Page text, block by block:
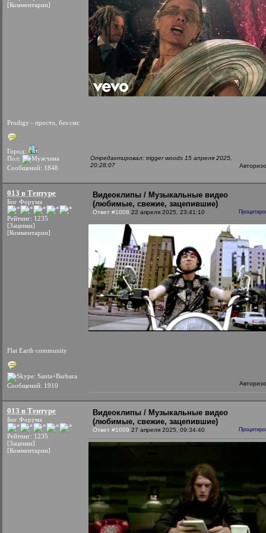
[Комментарии]
Prodigy - просто, без смс
Город:
Пол:
Сообщений: 1848
Отредактировал: trigger woods 15 апреля 2025,
20:28:07
013 в Тентуре
Бог Форума
Рейтинг: 1235
[Заценки]
[Комментарии]
Flat Earth community
Сообщений: 1910
Видеоклипы / Музыкальные видео
(любимые, свежие, зацепившие)
Ответ #1008 22 апреля 2025, 23:41:10
013 в Тентуре
Бог Форума
Рейтинг: 1235
[Заценки]
[Комментарии]
Видеоклипы / Музыкальные видео
(любимые, свежие, зацепившие)
Ответ #1009 27 апреля 2025, 09:34:40